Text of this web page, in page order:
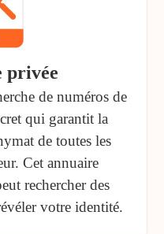
privée
de numéros de
qui garantit la
de toutes les
Cet annuaire
rechercher des
votre identité.